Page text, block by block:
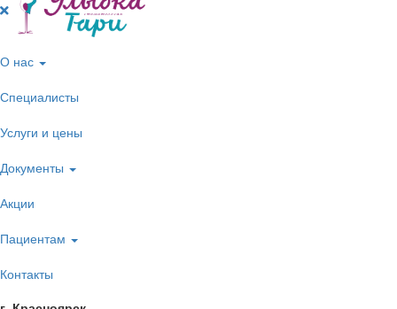
О нас
Специалисты
Услуги и цены
Документы
Акции
Пациентам
Контакты